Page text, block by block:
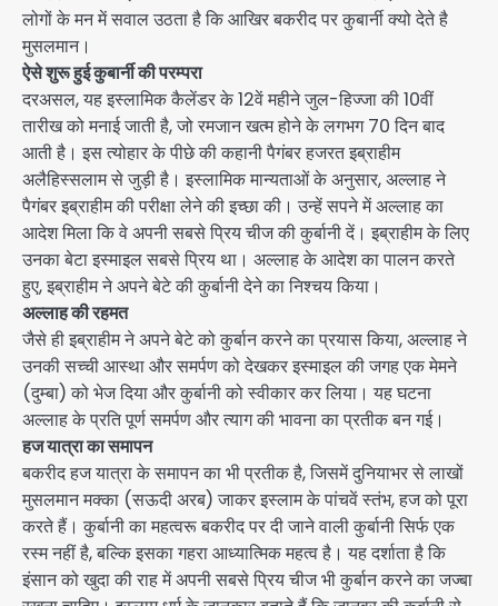
लोगों के मन में सवाल उठता है कि आखिर बकरीद पर कुबार्नी क्यो देते है
मुसलमान।
ऐसे शुरू हुई कुबार्नी की परम्परा
दरअसल, यह इस्लामिक कैलेंडर के 12वें महीने जुल-हिज्जा की 10वीं
तारीख को मनाई जाती है, जो रमजान खत्म होने के लगभग 70 दिन बाद
आती है। इस त्योहार के पीछे की कहानी पैगंबर हजरत इब्राहीम
अलैहिस्सलाम से जुड़ी है। इस्लामिक मान्यताओं के अनुसार, अल्लाह ने
पैगंबर इब्राहीम की परीक्षा लेने की इच्छा की। उन्हें सपने में अल्लाह का
आदेश मिला कि वे अपनी सबसे प्रिय चीज की कुर्बानी दें। इब्राहीम के लिए
उनका बेटा इस्माइल सबसे प्रिय था। अल्लाह के आदेश का पालन करते
हुए, इब्राहीम ने अपने बेटे की कुर्बानी देने का निश्चय किया।
अल्लाह की रहमत
जैसे ही इब्राहीम ने अपने बेटे को कुर्बान करने का प्रयास किया, अल्लाह ने
उनकी सच्ची आस्था और समर्पण को देखकर इस्माइल की जगह एक मेमने
(दुम्बा) को भेज दिया और कुर्बानी को स्वीकार कर लिया। यह घटना
अल्लाह के प्रति पूर्ण समर्पण और त्याग की भावना का प्रतीक बन गई।
हज यात्रा का समापन
बकरीद हज यात्रा के समापन का भी प्रतीक है, जिसमें दुनियाभर से लाखों
मुसलमान मक्का (सऊदी अरब) जाकर इस्लाम के पांचवें स्तंभ, हज को पूरा
करते हैं। कुर्बानी का महत्वरू बकरीद पर दी जाने वाली कुर्बानी सिर्फ एक
रस्म नहीं है, बल्कि इसका गहरा आध्यात्मिक महत्व है। यह दर्शाता है कि
इंसान को खुदा की राह में अपनी सबसे प्रिय चीज भी कुर्बान करने का जज्बा